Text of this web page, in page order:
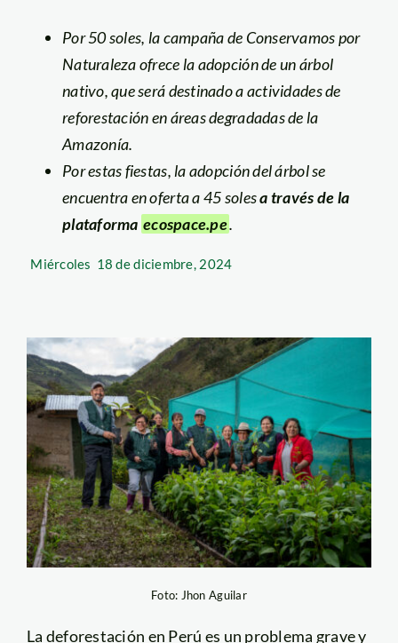
Por 50 soles, la campaña de Conservamos por
Naturaleza ofrece la adopción de un árbol
nativo, que será destinado a actividades de
reforestación en áreas degradadas de la
Amazonía.
Por estas fiestas, la adopción del árbol se
encuentra en oferta a 45 solesa través de la
plataforma ecospace.pe.
Miércoles 18 de diciembre, 2024
Foto: Jhon Aguilar
La deforestación en Perú es un problema grave y